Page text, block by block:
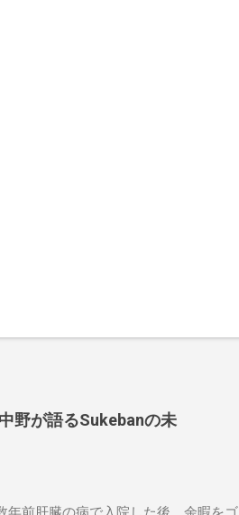
野が語るSukebanの未